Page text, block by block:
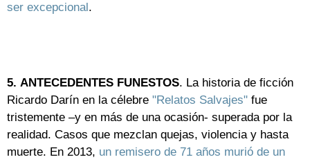
ser excepcional.
5. ANTECEDENTES FUNESTOS. La historia de ficción
Ricardo Darín en la célebre "Relatos Salvajes" fue
tristemente –y en más de una ocasión- superada por la
realidad. Casos que mezclan quejas, violencia y hasta
muerte. En 2013, un remisero de 71 años murió de un